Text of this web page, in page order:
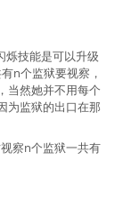
烁技能是可以升级
n个监狱要视察，
当然她并不用每个
为监狱的出口在那
察n个监狱一共有